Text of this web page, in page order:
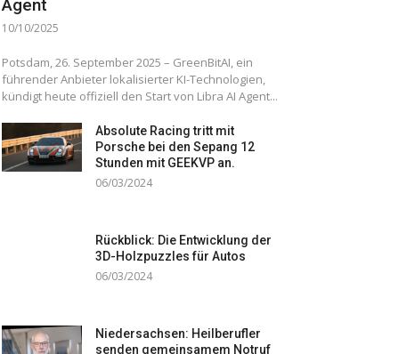
Agent
10/10/2025
Potsdam, 26. September 2025 – GreenBitAI, ein
führender Anbieter lokalisierter KI-Technologien,
kündigt heute offiziell den Start von Libra AI Agent...
Absolute Racing tritt mit
Porsche bei den Sepang 12
Stunden mit GEEKVP an.
06/03/2024
Rückblick: Die Entwicklung der
3D-Holzpuzzles für Autos
06/03/2024
Niedersachsen: Heilberufler
senden gemeinsamem Notruf